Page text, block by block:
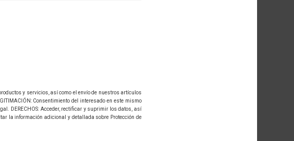
y servicios, así como el envío de nuestros artículos
Consentimiento del interesado en este mismo
DERECHOS: Acceder, rectificar y suprimir los datos, así
la información adicional y detallada sobre Protección de